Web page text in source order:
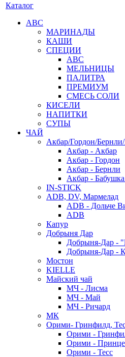
Каталог
АВС
МАРИНАДЫ
КАШИ
СПЕЦИИ
АВС
МЕЛЬНИЦЫ
ПАЛИТРА
ПРЕМИУМ
СМЕСЬ СОЛИ
КИСЕЛИ
НАПИТКИ
СУПЫ
ЧАЙ
Акбар/Гордон/
Акбар - Акбар
Акбар - Гордон
Акбар - Бернли
Акбар -
IN-STICK
ADB, DV, Мармелад
ADB - Дольче
ADB
Капур
Добрыня Дар
Добрыня-Дар -
Добрыня-Дар -
Мостон
KIELLE
Майский чай
МЧ - Лисма
МЧ - Май
МЧ - Ричард
МК
Орими- Гринфилд,
Орими -
Орими -
Орими - Тесс